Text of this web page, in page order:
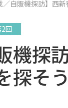
／自販機探訪】西
回
機探
探そ